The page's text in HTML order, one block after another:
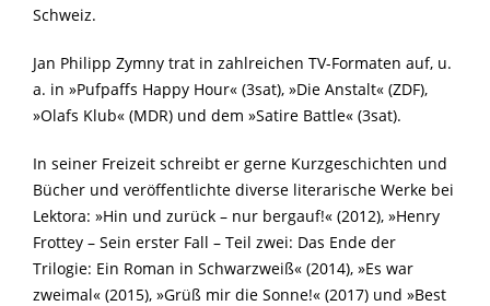
Schweiz.
Jan Philipp Zymny trat in zahlreichen TV-Formaten auf, u.
a. in »Pufpaffs Happy Hour« (3sat), »Die Anstalt« (ZDF),
»Olafs Klub« (MDR) und dem »Satire Battle« (3sat).
In seiner Freizeit schreibt er gerne Kurzgeschichten und
Bücher und veröffentlichte diverse literarische Werke bei
Lektora: »Hin und zurück – nur bergauf!« (2012), »Henry
Frottey – Sein erster Fall – Teil zwei: Das Ende der
Trilogie: Ein Roman in Schwarzweiß« (2014), »Es war
zweimal« (2015), »Grüß mir die Sonne!« (2017) und »Best